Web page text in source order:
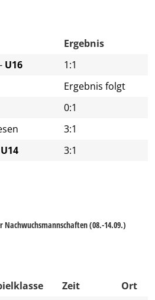
Ergebnis
U16
1:1
Ergebnis folgt
0:1
3:1
U14 3:1
Nachwuchsmannschaften (08.-14.09.)
Zeit
Ort